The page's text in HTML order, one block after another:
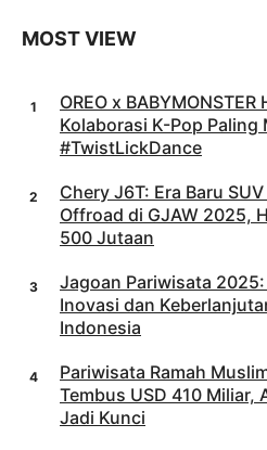
MOST VIEW
OREO x BABYMONSTER
Kolaborasi K-Pop Paling
#TwistLickDance
Chery J6T: Era Baru
Offroad di GJAW 2025,
500 Jutaan
Jagoan Pariwisata
Inovasi dan
Indonesia
Pariwisata Ramah
Tembus USD 410 Miliar,
Jadi Kunci